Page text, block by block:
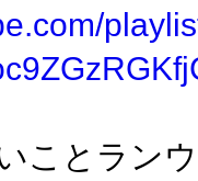
ことラン